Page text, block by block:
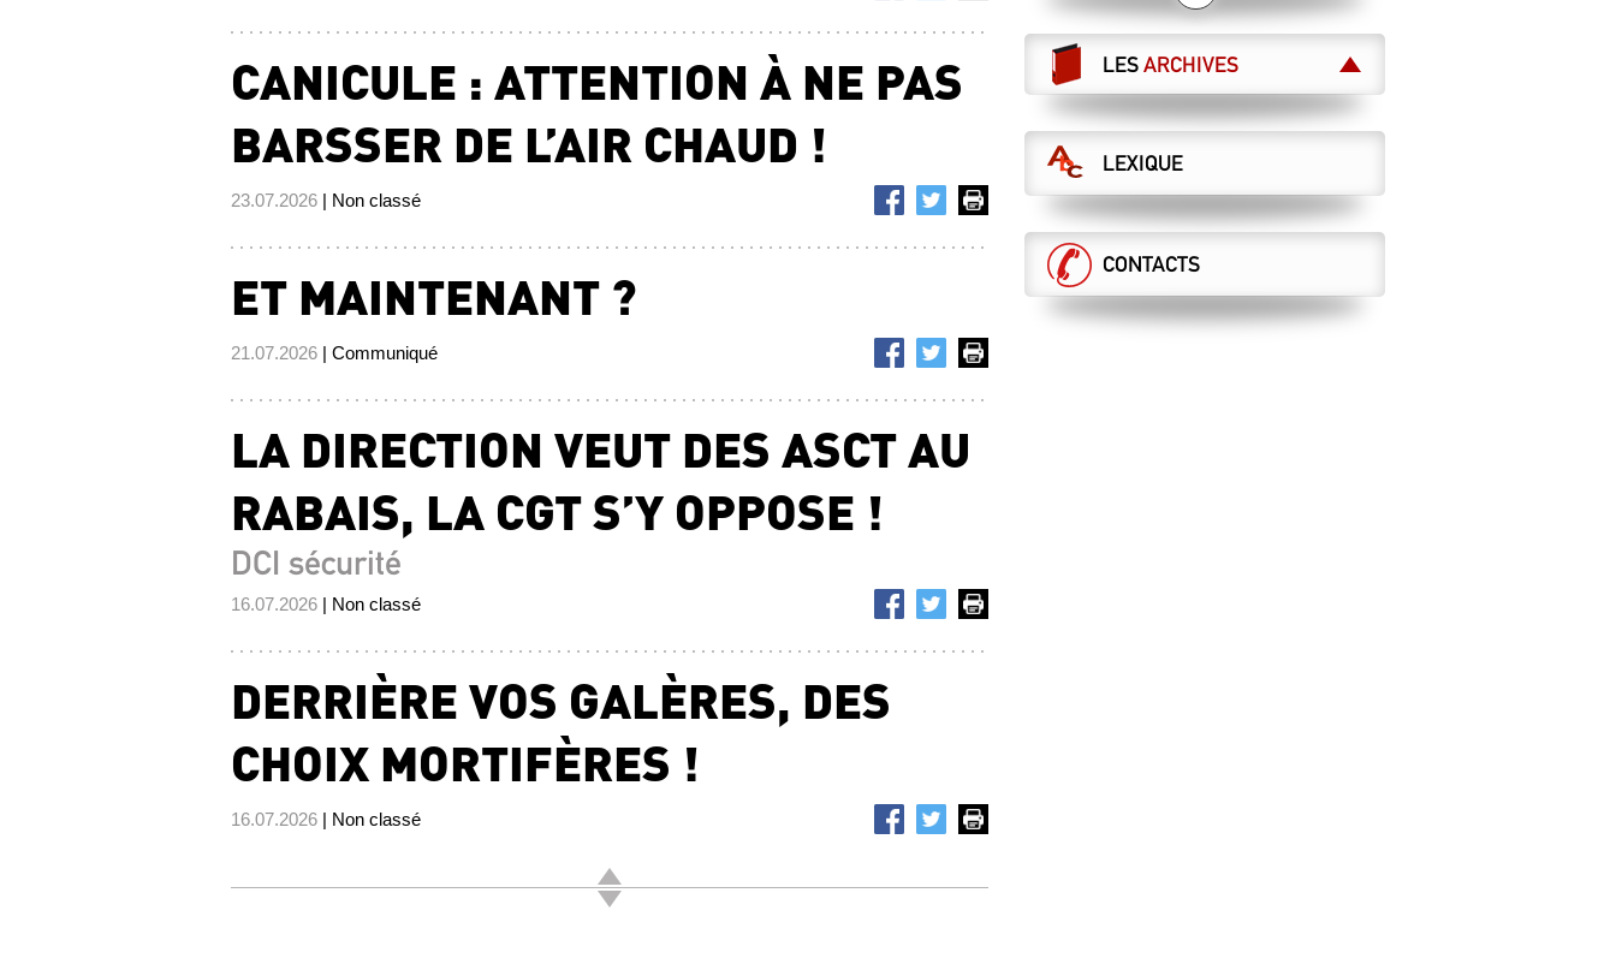
CANICULE : ATTENTION À NE PAS
BARSSER DE L’AIR CHAUD !
23.07.2026 | Non classé
ET MAINTENANT ?
21.07.2026 | Communiqué
LA DIRECTION VEUT DES ASCT AU
RABAIS, LA CGT S’Y OPPOSE !
DCI sécurité
16.07.2026 | Non classé
DERRIÈRE VOS GALÈRES, DES
CHOIX MORTIFÈRES !
16.07.2026 | Non classé
CANICULE : ATTENTION À NE PAS
BARSSER DE L’AIR CHAUD !
23.07.2026
ET MAINTENANT ?
LA DIRECTION VEUT DES ASCT AU
DCI sécurité
16.07.2026
DERRIÈRE VOS GALÈRES, DES CHOIX
MORTIFÈRES !
LESARCHIVES
LEXIQUE
CONTACTS